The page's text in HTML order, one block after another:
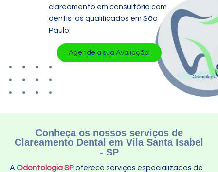
clareamento em consultório com
dentistas qualificados em São
Paulo.
Agende a sua Avaliação!
Conheça os nossos serviços de
Clareamento Dental em Vila Santa Isabel
- SP
A Odontologia SPoferece serviços especializados de